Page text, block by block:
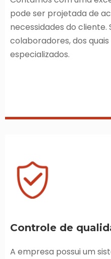
pode ser projetada de
necessidades do cliente.
colaboradores, dos
especializados.
Controle de
A empresa possui um